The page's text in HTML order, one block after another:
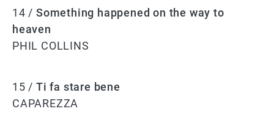
14 / Something happened on the way to
heaven
PHIL COLLINS
15 / Ti fa stare bene
CAPAREZZA